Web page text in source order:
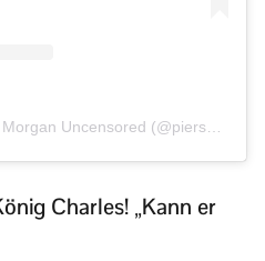
Charles! „Kann er